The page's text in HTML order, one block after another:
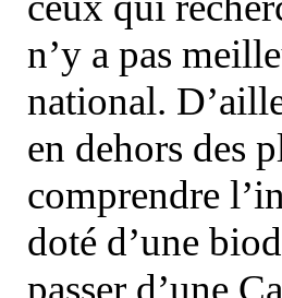
n’y a pas
national.
en dehors des
comprendre
doté d’une
passer d’une